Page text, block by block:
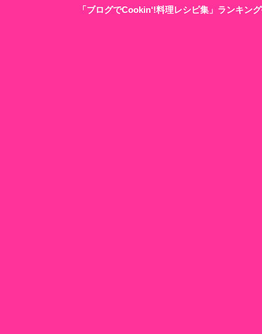
「ブログでCookin‘!料理レシピ集」ランキン